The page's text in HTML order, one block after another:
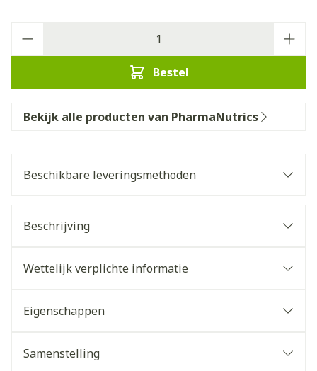
Bestel
Bekijk alle producten van PharmaNutrics
Beschikbare leveringsmethoden
Beschrijving
Wettelijk verplichte informatie
Eigenschappen
Samenstelling